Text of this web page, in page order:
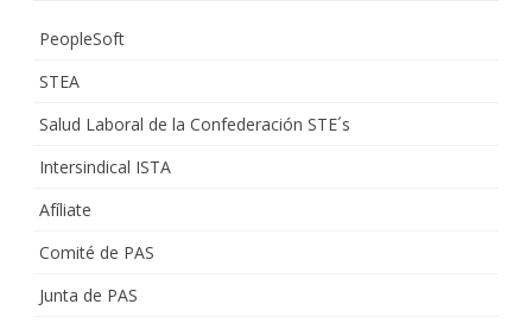
PeopleSoft
STEA
Salud Laboral de la Confederación STE´s
Intersindical ISTA
Afíliate
Comité de PAS
Junta de PAS